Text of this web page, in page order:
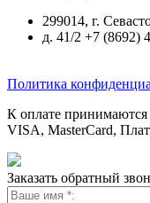
299014, г.
д. 41/2 +7 (8692)
Политика
К оплате принимаются
VISA, MasterCard,
Заказать обратный